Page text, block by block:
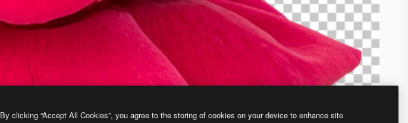
By clicking “Accept All Cookies”, you agree to the storing of cookies on your device to enhance site